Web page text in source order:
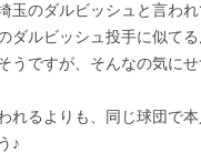
玉のダルビッシュと言われ
ダルビッシュ投手に似てる
うですが、そんなの気に
れるよりも、同じ球団で本
♪